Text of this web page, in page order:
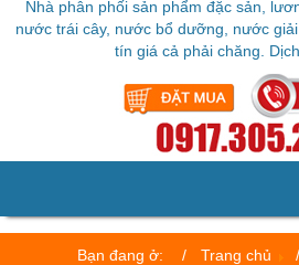
Nhà phân phối sản phẩm đặc sản,
nước trái cây, nước bổ dưỡng, nước
tín giá cả phải chăng.
Bạn đang ở:
Trang chủ